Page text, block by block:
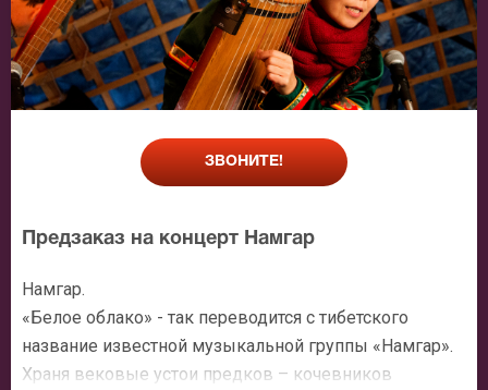
ЗВОНИТЕ!
Предзаказ на концерт Намгар
Намгар.
«Белое облако» - так переводится с тибетского
название известной музыкальной группы «Намгар».
Храня вековые устои предков – кочевников